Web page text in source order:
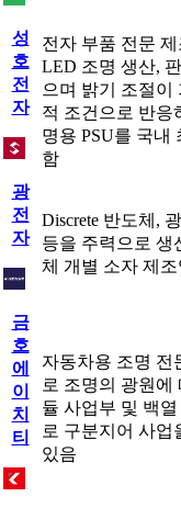
성
호
전
자
전자 부품 전문
LED 조명 생산,
으며 밝기 조절이
적 조건으로 반응
명용 PSU를 국내
함
광
전
자
Discrete 반도체,
등을 주력으로 생
체 개별 소자 제조
금
호
에
이
치
티
자동차용 조명 전
로 조명의 광원에
듈 사업부 및 백
로 구분지어 사업
있음